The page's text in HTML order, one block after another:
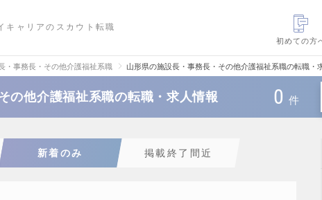
キャリアのスカウト転職
初めての方
・事務長・その他介護福祉系職 山形県の施設長・事務長・その他介護福祉系職の転職・
の他介護福祉系職の転職・求人情報 0 件
新着のみ 掲載終了間近